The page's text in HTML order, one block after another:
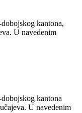
kantona,
U navedenim
kantona
U navedenim